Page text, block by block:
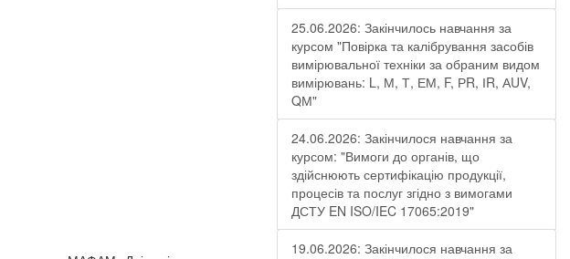
25.06.2026: Закінчилось навчання за
курсом "Повірка та калібрування засобів
вимірювальної техніки за обраним видом
вимірювань: L, М, Т, ЕМ, F, РR, ІR, АUV,
QМ"
24.06.2026: Закінчилося навчання за
курсом: "Вимоги до органів, що
здійснюють сертифікацію продукції,
процесів та послуг згідно з вимогами
ДСТУ EN ISO/IEC 17065:2019"
19.06.2026: Закінчилося навчання за